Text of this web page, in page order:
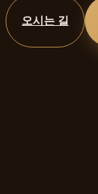
오시는 길